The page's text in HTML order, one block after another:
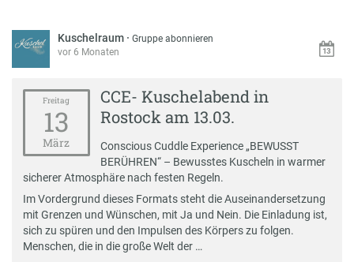
Kuschelraum ·Gruppe abonnieren
vor 6 Monaten
Freitag
13
März
CCE- Kuschelabend in
Rostock am 13.03.
Conscious Cuddle Experience „BEWUSST
BERÜHREN“ – Bewusstes Kuscheln in warmer
sicherer Atmosphäre nach festen Regeln.
Im Vordergrund dieses Formats steht die Auseinandersetzung
mit Grenzen und Wünschen, mit Ja und Nein. Die Einladung ist,
sich zu spüren und den Impulsen des Körpers zu folgen.
Menschen, die in die große Welt der …